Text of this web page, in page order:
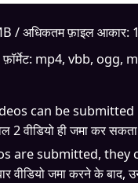
/ अधिकतम फ़ाइल आकार:
फ़ॉर्मेट: mp4, vbb, ogg,
can be
2 वीडियो ही जमा कर
are submitted, they
वीडियो जमा करने के बाद,